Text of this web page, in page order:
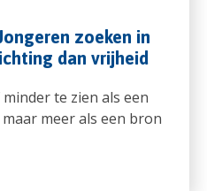
zoeken in
dan vrijheid
te zien als een
meer als een bron